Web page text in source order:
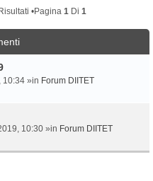
•Pagina 1 Di 1
10:34 »in Forum DIITET
10:30 »in Forum DIITET